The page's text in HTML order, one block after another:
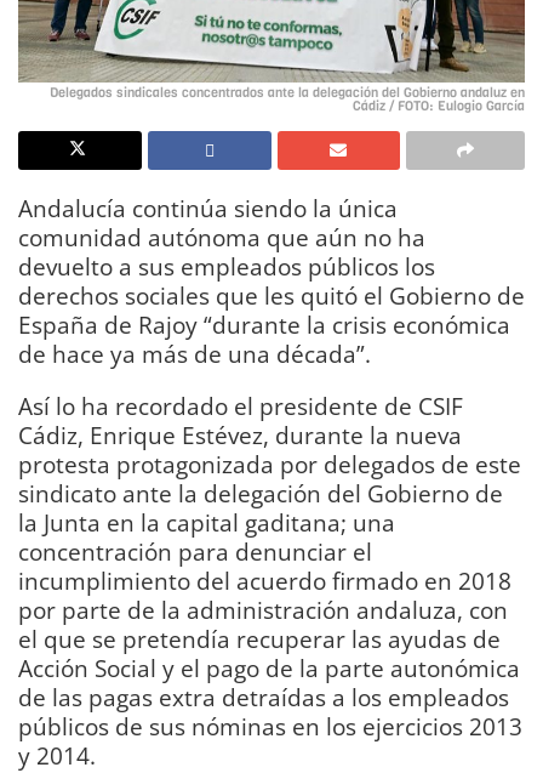
Delegados sindicales concentrados ante la delegación del Gobierno andaluz en
Cádiz / FOTO: Eulogio García
Andalucía continúa siendo la única
comunidad autónoma que aún no ha
devuelto a sus empleados públicos los
derechos sociales que les quitó el Gobierno de
España de Rajoy “durante la crisis económica
de hace ya más de una década”.
Así lo ha recordado el presidente de CSIF
Cádiz, Enrique Estévez, durante la nueva
protesta protagonizada por delegados de este
sindicato ante la delegación del Gobierno de
la Junta en la capital gaditana; una
concentración para denunciar el
incumplimiento del acuerdo firmado en 2018
por parte de la administración andaluza, con
el que se pretendía recuperar las ayudas de
Acción Social y el pago de la parte autonómica
de las pagas extra detraídas a los empleados
públicos de sus nóminas en los ejercicios 2013
y 2014.